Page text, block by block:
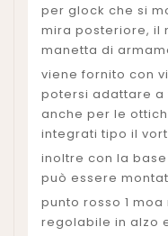
per glock che si
mira posteriore, il
manetta di
viene fornito con
potersi adattare a
anche per le
integrati tipo il
inoltre con la
può essere
punto rosso 1
regolabile in alzo